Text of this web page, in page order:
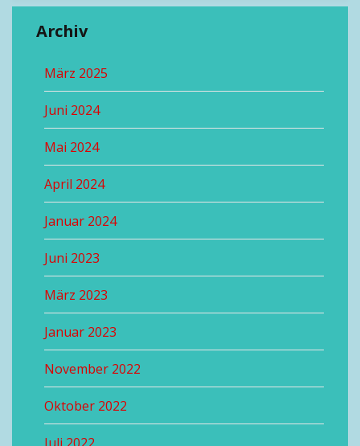
Archiv
März 2025
Juni 2024
Mai 2024
April 2024
Januar 2024
Juni 2023
März 2023
Januar 2023
November 2022
Oktober 2022